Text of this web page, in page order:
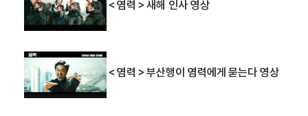
＜염력＞새해 인사 영상
＜염력＞부산행이 염력에게 묻는다 영상